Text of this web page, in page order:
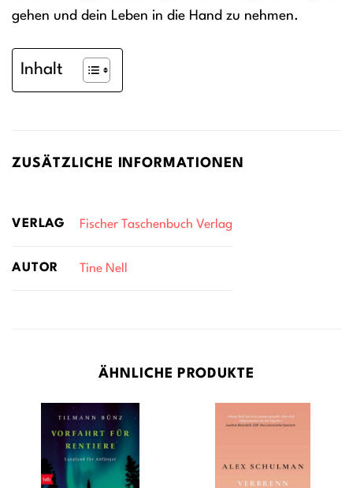
gehen und dein Leben in die Hand zu nehmen.
Inhalt
ZUSÄTZLICHE INFORMATIONEN
VERLAG Fischer Taschenbuch Verlag
AUTOR Tine Nell
ÄHNLICHE PRODUKTE